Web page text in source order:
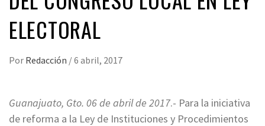
ELECTORAL
Por Redacción /6 abril, 2017
Guanajuato, Gto. 06 de abril de 2017.- Para la iniciativa
de reforma a la Ley de Instituciones y Procedimientos